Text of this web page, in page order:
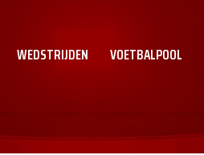
WEDSTRIJDEN VOETBALPOOL